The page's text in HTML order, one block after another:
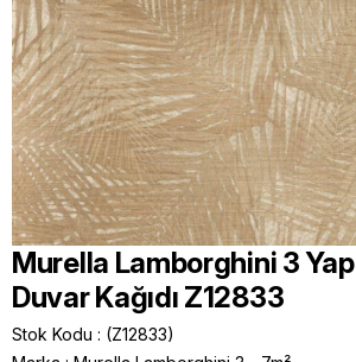
Murella Lamborghini 3
Duvar Kağıdı Z12833
Stok Kodu
(Z12833)